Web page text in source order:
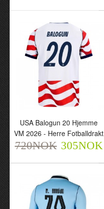
USA Balogun 20 Hjemme
VM 2026 - Herre
Fotballdrakt
720NOK 305NOK
USA Balogun 20 Hjemme
VM 2026 - Herre Fotballdrakt
720NOK 305NOK